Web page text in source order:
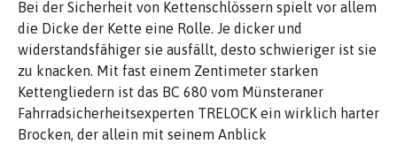
Bei der Sicherheit von Kettenschlössern spielt vor allem
die Dicke der Kette eine Rolle. Je dicker und
widerstandsfähiger sie ausfällt, desto schwieriger ist sie
zu knacken. Mit fast einem Zentimeter starken
Kettengliedern ist das BC 680 vom Münsteraner
Fahrradsicherheitsexperten TRELOCK ein wirklich harter
Brocken, der allein mit seinem Anblick